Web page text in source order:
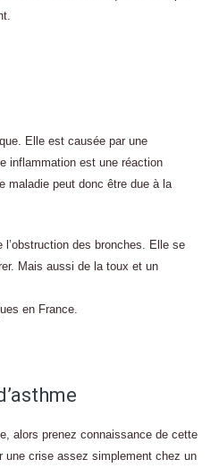
Elle est causée par une
inflammation est une réaction
maladie peut donc être due à la
des bronches. Elle se
Mais aussi de la toux et un
en France.
alors prenez connaissance de cette
une crise assez simplement chez un